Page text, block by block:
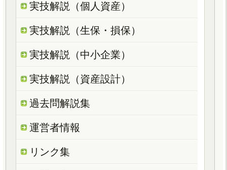
実技解説（個人資産）
実技解説（生保・損保）
実技解説（中小企業）
実技解説（資産設計）
過去問解説集
運営者情報
リンク集